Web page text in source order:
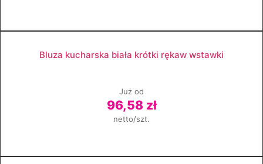
Bluza kucharska biała krótki rękaw wstawki
Już od
96,58 zł
netto/szt.